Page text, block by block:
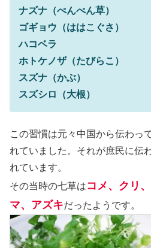
ナズナ（ぺんぺん草）
ゴギョウ（ははこぐさ）
ハコベラ
ホトケノザ（たびらこ）
スズナ（かぶ）
スズシロ（大根）
この習慣は元々中国から伝わっ
れていました。それが庶民に伝
れています。
その当時の七草はコメ、クリ
マ、アズキだったようです。